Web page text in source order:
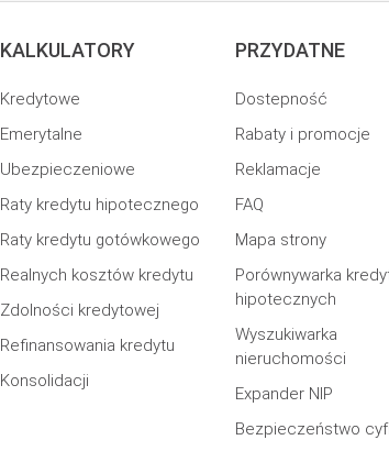
KALKULATORY
Kredytowe
Emerytalne
Ubezpieczeniowe
Raty kredytu hipotecznego
Raty kredytu gotówkowego
Realnych kosztów kredytu
Zdolności kredytowej
Refinansowania kredytu
Konsolidacji
PRZYDATNE
Dostepność
Rabaty i promocje
Reklamacje
FAQ
Mapa strony
Porównywarka
hipotecznych
Wyszukiwarka
nieruchomości
Expander NIP
Bezpieczeństwo